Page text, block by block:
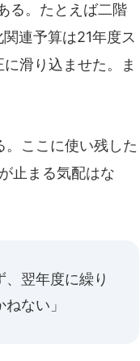
る。たとえば二階
連予算は21年度ス
滑り込ませた。ま
ここに使い残した
止まる気配はな
、翌年度に繰り
ない」